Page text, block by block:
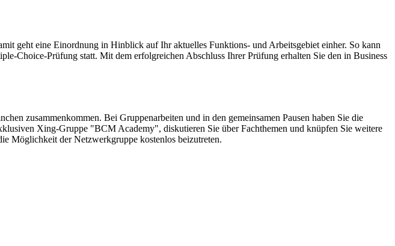
geht eine Einordnung in Hinblick auf Ihr aktuelles Funktions- und Arbeitsgebiet einher. So kann
Choice-Prüfung statt. Mit dem erfolgreichen Abschluss Ihrer Prüfung erhalten Sie den in Business
zusammenkommen. Bei Gruppenarbeiten und in den gemeinsamen Pausen haben Sie die
Xing-Gruppe "BCM Academy", diskutieren Sie über Fachthemen und knüpfen Sie weitere
Möglichkeit der Netzwerkgruppe kostenlos beizutreten.